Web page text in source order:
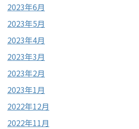
2023年6月
2023年5月
2023年4月
2023年3月
2023年2月
2023年1月
2022年12月
2022年11月